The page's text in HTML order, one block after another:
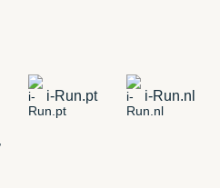
i-Run.pt i-Run.nl